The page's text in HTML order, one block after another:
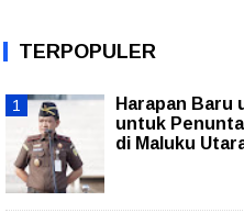
TERPOPULER
Harapan Baru
untuk
di Maluku